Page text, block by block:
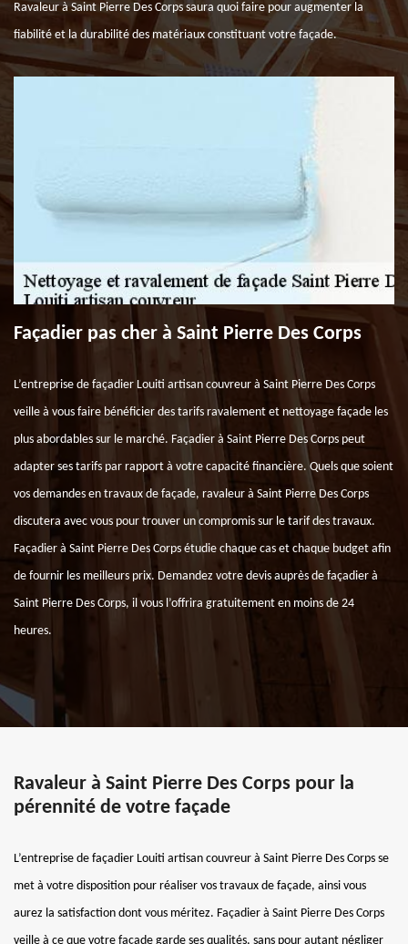
Ravaleur à Saint Pierre Des Corps saura quoi faire pour augmenter la
fiabilité et la durabilité des matériaux constituant votre façade.
Façadier pas cher à Saint Pierre Des Corps
L’entreprise de façadier Louiti artisan couvreur à Saint Pierre Des Corps
veille à vous faire bénéficier des tarifs ravalement et nettoyage façade les
plus abordables sur le marché. Façadier à Saint Pierre Des Corps peut
adapter ses tarifs par rapport à votre capacité financière. Quels que soient
vos demandes en travaux de façade, ravaleur à Saint Pierre Des Corps
discutera avec vous pour trouver un compromis sur le tarif des travaux.
Façadier à Saint Pierre Des Corps étudie chaque cas et chaque budget afin
de fournir les meilleurs prix. Demandez votre devis auprès de façadier à
Saint Pierre Des Corps, il vous l’offrira gratuitement en moins de 24
heures.
Ravaleur à Saint Pierre Des Corps pour la
pérennité de votre façade
L’entreprise de façadier Louiti artisan couvreur à Saint Pierre Des Corps se
met à votre disposition pour réaliser vos travaux de façade, ainsi vous
aurez la satisfaction dont vous méritez. Façadier à Saint Pierre Des Corps
veille à ce que votre façade garde ses qualités, sans pour autant négliger